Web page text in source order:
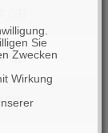
Sie
Zwecken
Wirkung
GB